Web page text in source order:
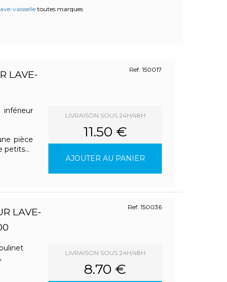
vaisselletoutes marques
LAVE-
Ref. 150017
pièce
petits...
LIVRAISON SOUS 24H/48H
11.50 €
AJOUTER AU PANIER
LAVE-
Ref. 150036
LIVRAISON SOUS 24H/48H
8.70 €